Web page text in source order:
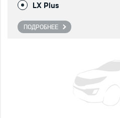
LX Plus
ПОДРОБНЕЕ